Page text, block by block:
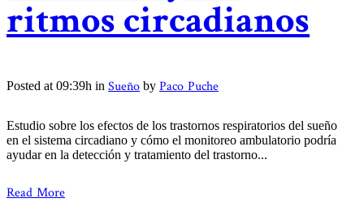
ritmos circadianos
Posted at 09:39h in Sueño by Paco Puche
Estudio sobre los efectos de los trastornos respiratorios del sueño
en el sistema circadiano y cómo el monitoreo ambulatorio podría
ayudar en la detección y tratamiento del trastorno...
Read More